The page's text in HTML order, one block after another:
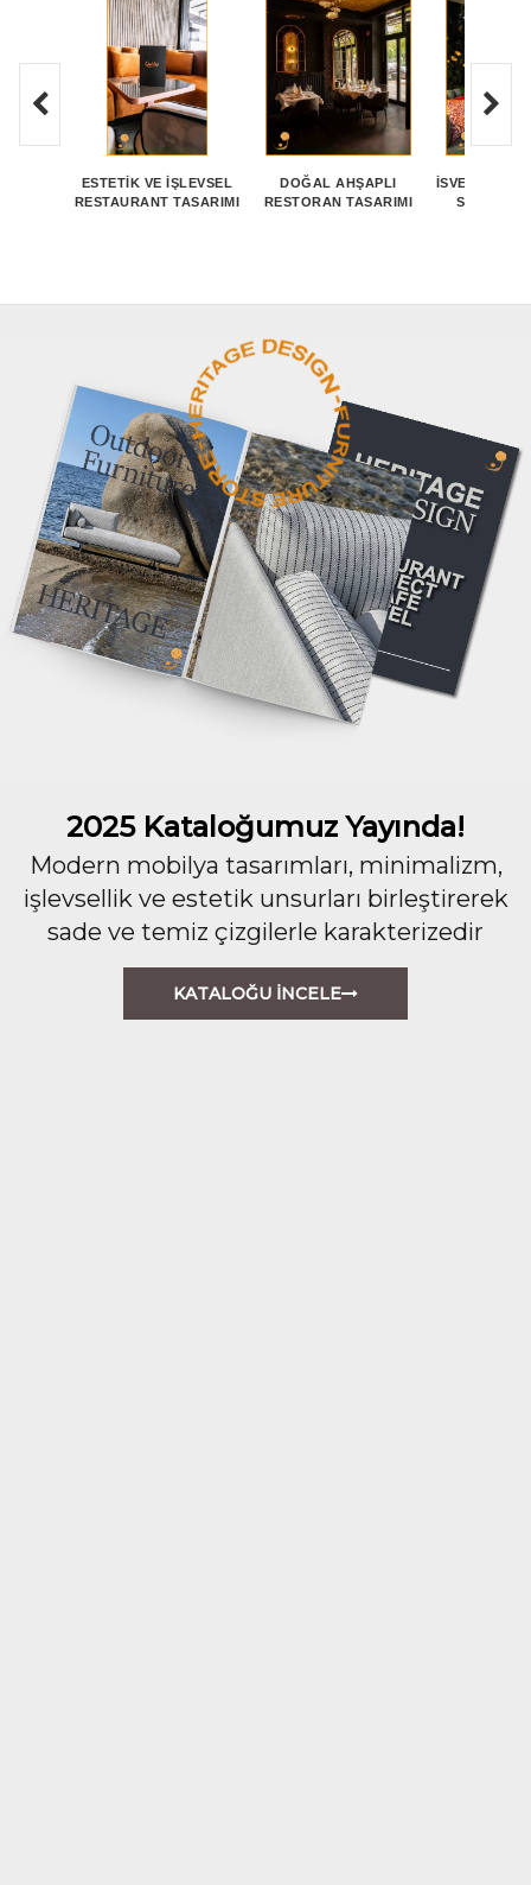
ESTETIK VE İŞLEVSEL
RESTAURANT TASARIMI
DOĞAL AHŞAPLI
RESTORAN TASARIMI
İSVEÇ TARZI
2025 Kataloğumuz Yayında!
Modern mobilya tasarımları, minimalizm,
işlevsellik ve estetik unsurları birleştirerek
sade ve temiz çizgilerle karakterizedir
KATALOĞU İNCELE